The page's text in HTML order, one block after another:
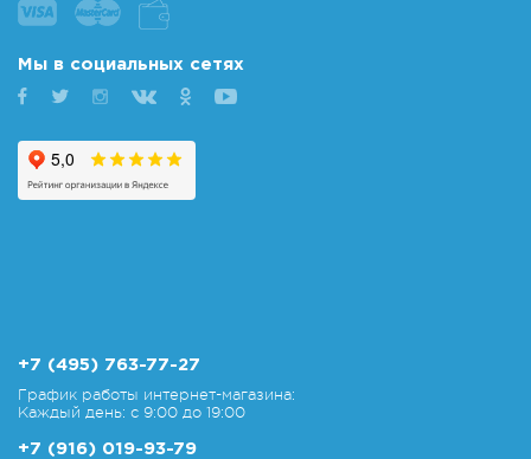
Мы в социальных сетях
+7 (495) 763-77-27
График работы интернет-магазина:
Каждый день: с 9:00 до 19:00
+7 (916) 019-93-79